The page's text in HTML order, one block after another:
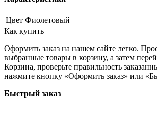
Цвет Фиолетовый
Как купить
Оформить заказ на нашем сайте легко.
выбранные товары в корзину, а затем
Корзина, проверьте правильность
нажмите кнопку «Оформить заказ» или
Быстрый заказ